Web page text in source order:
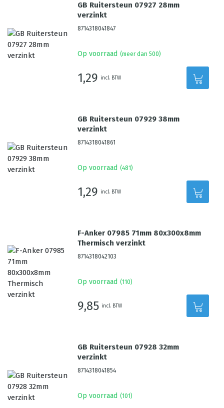
GB Ruitersteun 07927 28mm
verzinkt
8714318041847
Op voorraad (meer dan 500)
1,29 incl. BTW
GB Ruitersteun 07929 38mm
verzinkt
8714318041861
Op voorraad (481 )
1,29 incl. BTW
F-Anker 07985 71mm 80x300x8mm
Thermisch verzinkt
8714318042103
Op voorraad (110)
9,85 incl. BTW
GB Ruitersteun 07928 32mm
verzinkt
8714318041854
Op voorraad (101 )